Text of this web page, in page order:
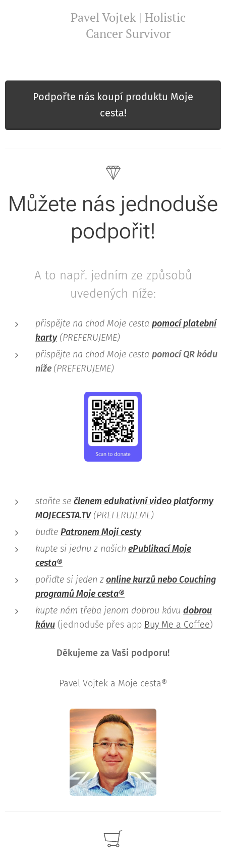
Pavel Vojtek | Holistic
Cancer Survivor
Podpořte nás koupí produktu Moje
cesta!
Můžete nás jednoduše
podpořit!
A to např. jedním ze způsobů
uvedených níže:
přispějte na chod Moje cesta pomocí platební
karty(PREFERUJEME)
přispějte na chod Moje cesta pomocí QR kódu
níže (PREFERUJEME)
staňte se členem edukativní video platformy
MOJECESTA.TV(PREFERUJEME)
buďte Patronem Mojí cesty
kupte si jednu z našich ePublikací Moje
cesta®
pořiďte si jeden zonline kurzů nebo Couching
programů Moje cesta®
kupte nám třeba jenom dobrou kávu dobrou
kávu (jednoduše přes app Buy Me a Coffee)
Děkujeme za Vaši podporu!
Pavel Vojtek a Moje cesta®